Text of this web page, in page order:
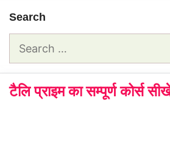
Search
Search
टैलि प्राइम का सम्पूर्ण कोर्स